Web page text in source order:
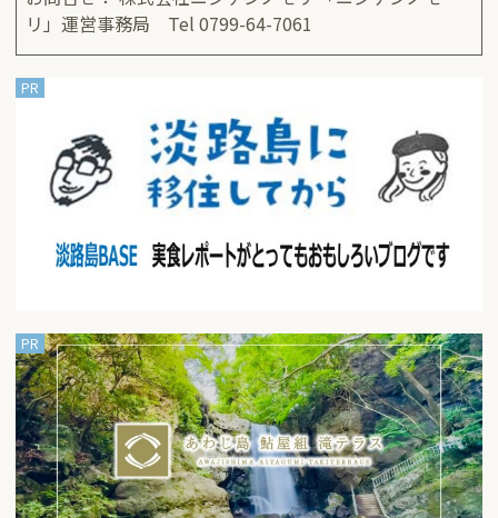
リ」運営事務局 Tel 0799-64-7061